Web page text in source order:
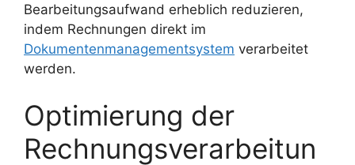
Bearbeitungsaufwand erheblich reduzieren,
indem Rechnungen direkt im
Dokumentenmanagementsystem verarbeitet
werden.
Optimierung der
Rechnungsverarbeitun